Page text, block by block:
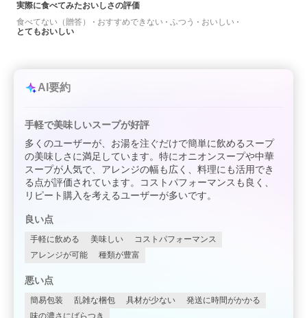
実際に食べてみたおいしさの評価
食べてない（贈答）
おすすめできない ふつう
おいしい
とてもおいしい
AI要約
手軽で美味しいスープが好評
多くのユーザーが、お湯を注ぐだけで簡単に飲めるスープ
の美味しさに満足しています。特にオニオンスープや中華
スープが人気で、アレンジの幅も広く、料理にも活用でき
る点が評価されています。コストパフォーマンスも良く、
リピート購入を考えるユーザーが多いです。
良い点
手軽に飲める 美味しい
コストパフォーマンス
アレンジが可能
種類が豊富
悪い点
簡易包装 乱雑な梱包 具材が少ない
発送に時間がかかる
味の濃さにばらつき